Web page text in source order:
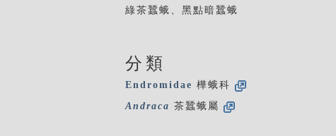
綠茶蠶蛾、黑點暗蠶蛾
分類
Endromidae 樺蛾科
Andraca 茶蠶蛾屬